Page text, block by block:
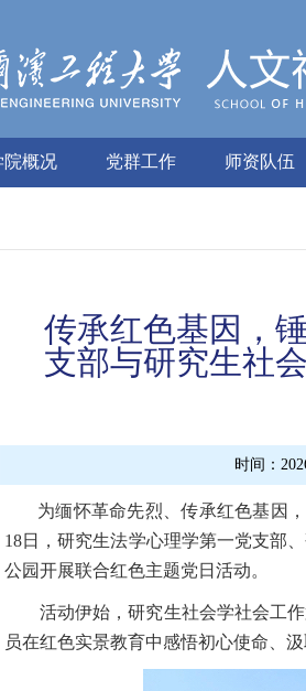
院概况 党群工作 师资队伍
传承红色基因，
支部与研究生社
时间：
为缅怀革命先烈、传承红色基因
18日，研究生法学心理学第一党支部
公园开展联合红色主题党日活动。
活动伊始，研究生社会学社会工
员在红色实景教育中感悟初心使命、